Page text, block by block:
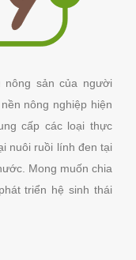
sản của người
nông nghiệp hiện
cấp các loại thực
nuôi ruồi lính đen tại
Mong muốn chia
triển hệ sinh thái